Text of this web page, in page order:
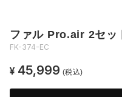
ファル Pro.air 2セッ
FK-374-EC
¥ 45,999 (税込)